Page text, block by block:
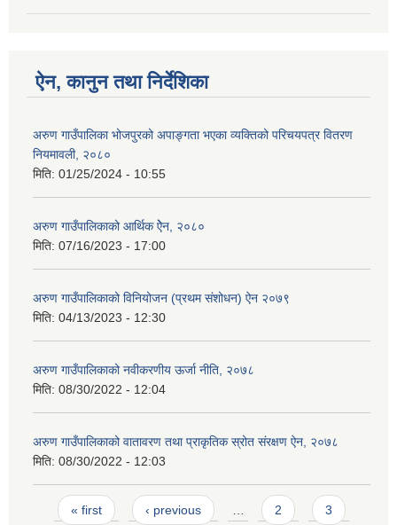
ऐन, कानुन तथा निर्देशिका
अरुण गाउँपालिका भोजपुरको अपाङ्गता भएका व्यक्तिको परिचयपत्र वितरण
नियमावली, २०८०
मिति: 01/25/2024 - 10:55
अरुण गाउँपालिकाको आर्थिक ऐेन, २०८०
मिति: 07/16/2023 - 17:00
अरुण गाउँपालिकाको विनियोजन (प्रथम संशोधन) ऐन २०७९
मिति: 04/13/2023 - 12:30
अरुण गाउँपालिकाको नवीकरणीय ऊर्जा नीति, २०७८
मिति: 08/30/2022 - 12:04
अरुण गाउँपालिकाको वातावरण तथा प्राकृतिक स्रोत संरक्षण ऐन, २०७८
मिति: 08/30/2022 - 12:03
Pages
« first ‹ previous 2 3